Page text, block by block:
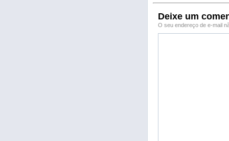
Deixe um
O seu endereço de e-mail